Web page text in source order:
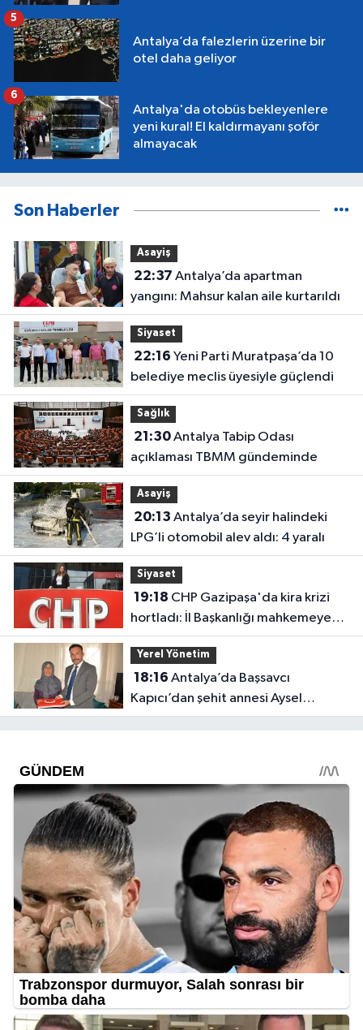
Antalya’da falezlerin üzerine bir
otel daha geliyor
5
Antalya'da otobüs bekleyenlere
yeni kural! El kaldırmayanı şoför
almayacak
6
Son Haberler
Asayiş
22:37
yangını: Mahsur kalan aile kurtarıldı
Siyaset
22:16
belediye meclis üyesiyle güçlendi
Sağlık
21:30Antalya Tabip Odası
açıklaması TBMM gündeminde
Asayiş
20:13
LPG’li otomobil alev aldı: 4 yaralı
Siyaset
19:18
hortladı: İl Başkanlığı mahkemeye
gitti
Yerel Yönetim
18:16
Kapıcı’dan şehit annesi Aysel
Belen’e anlamlı ziyaret